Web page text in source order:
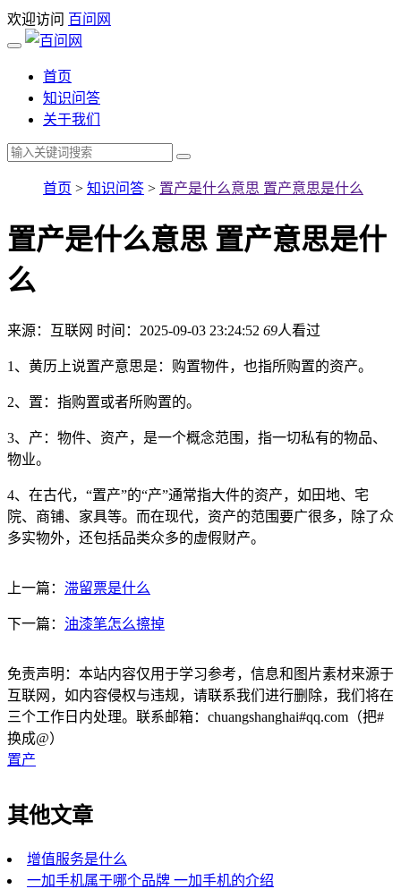
欢迎访问 百问网
首页
知识问答
关于我们
首页 > 知识问答 > 置产是什么意思 置产意思是什么
置产是什么意思 置产意思是什
么
来源：互联网 时间：2025-09-03 23:24:52 69人看过
1、黄历上说置产意思是：购置物件，也指所购置的资产。
2、置：指购置或者所购置的。
3、产：物件、资产，是一个概念范围，指一切私有的物品、
物业。
4、在古代，“置产”的“产”通常指大件的资产，如田地、宅
院、商铺、家具等。而在现代，资产的范围要广很多，除了众
多实物外，还包括品类众多的虚假财产。
上一篇： 滞留票是什么
下一篇： 油漆笔怎么擦掉
免责声明：本站内容仅用于学习参考，信息和图片素材来源于
互联网，如内容侵权与违规，请联系我们进行删除，我们将在
三个工作日内处理。联系邮箱：chuangshanghai#qq.com（把#
换成@）
置产
其他文章
增值服务是什么
一加手机属于哪个品牌 一加手机的介绍